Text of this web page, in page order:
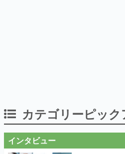
カテゴリーピッ
インタビュー